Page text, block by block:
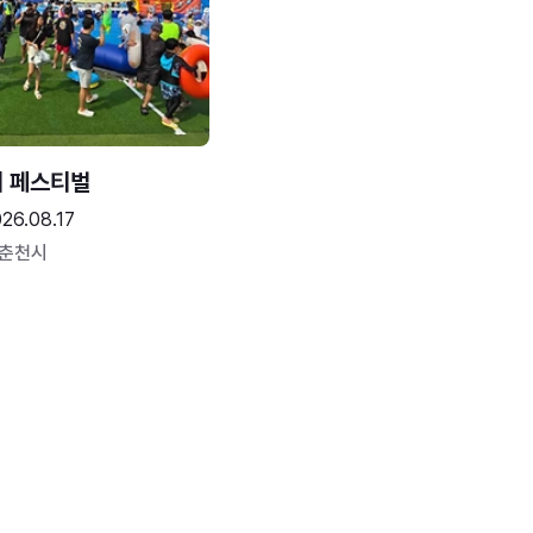
페스티벌
천시